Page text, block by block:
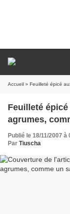
Accueil » Feuilleté épicé
Feuilleté
agrumes,
Publié le 18/11/2007 à
Par Tiuscha